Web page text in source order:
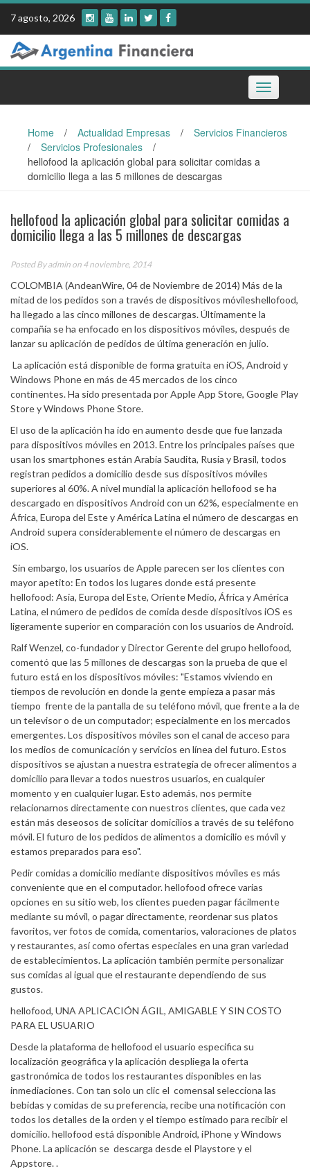
Skip
content
7 agosto, 2026
Toggle
navigation
Home / Actualidad Empresas /
Servicios Financieros
/
Servicios Profesionales
/
hellofood la aplicación global para solicitar comidas a
domicilio llega a las 5 millones de descargas
hellofood la aplicación global para solicitar comidas a
domicilio llega a las 5 millones de descargas
Posted Byadmin on 4 noviembre, 2014
COLOMBIA (AndeanWire, 04 de Noviembre de 2014) Más de la
mitad de los pedidos son a través de dispositivos móvileshellofood,
ha llegado a las cinco millones de descargas. Últimamente la
compañía se ha enfocado en los dispositivos móviles, después de
lanzar su aplicación de pedidos de última generación en julio.
La aplicación está disponible de forma gratuita en iOS, Android y
Windows Phone en más de 45 mercados de los cinco
continentes. Ha sido presentada por Apple App Store, Google Play
Store y Windows Phone Store.
El uso de la aplicación ha ido en aumento desde que fue lanzada
para dispositivos móviles en 2013. Entre los principales países que
usan los smartphones están Arabia Saudita, Rusia y Brasil, todos
registran pedidos a domicilio desde sus dispositivos móviles
superiores al 60%. A nivel mundial la aplicación hellofood se ha
descargado en dispositivos Android con un 62%, especialmente en
África, Europa del Este y América Latina el número de descargas en
Android supera considerablemente el número de descargas en
iOS.
Sin embargo, los usuarios de Apple parecen ser los clientes con
mayor apetito: En todos los lugares donde está presente
hellofood: Asia, Europa del Este, Oriente Medio, África y América
Latina, el número de pedidos de comida desde dispositivos iOS es
ligeramente superior en comparación con los usuarios de Android.
Ralf Wenzel, co-fundador y Director Gerente del grupo hellofood,
comentó que las 5 millones de descargas son la prueba de que el
futuro está en los dispositivos móviles: "Estamos viviendo en
tiempos de revolución en donde la gente empieza a pasar más
tiempo frente de la pantalla de su teléfono móvil, que frente a la de
un televisor o de un computador; especialmente en los mercados
emergentes. Los dispositivos móviles son el canal de acceso para
los medios de comunicación y servicios en línea del futuro. Estos
dispositivos se ajustan a nuestra estrategia de ofrecer alimentos a
domicilio para llevar a todos nuestros usuarios, en cualquier
momento y en cualquier lugar. Esto además, nos permite
relacionarnos directamente con nuestros clientes, que cada vez
están más deseosos de solicitar domicilios a través de su teléfono
móvil. El futuro de los pedidos de alimentos a domicilio es móvil y
estamos preparados para eso".
Pedir comidas a domicilio mediante dispositivos móviles es más
conveniente que en el computador. hellofood ofrece varias
opciones en su sitio web, los clientes pueden pagar fácilmente
mediante su móvil, o pagar directamente, reordenar sus platos
favoritos, ver fotos de comida, comentarios, valoraciones de platos
y restaurantes, así como ofertas especiales en una gran variedad
de establecimientos. La aplicación también permite personalizar
sus comidas al igual que el restaurante dependiendo de sus
gustos.
hellofood, UNA APLICACIÓN ÁGIL, AMIGABLE Y SIN COSTO
PARA EL USUARIO
Desde la plataforma de hellofood el usuario especifica su
localización geográfica y la aplicación despliega la oferta
gastronómica de todos los restaurantes disponibles en las
inmediaciones. Con tan solo un clic el comensal selecciona las
bebidas y comidas de su preferencia, recibe una notificación con
todos los detalles de la orden y el tiempo estimado para recibir el
domicilio. hellofood está disponible Android, iPhone y Windows
Phone. La aplicación se descarga desde el Playstore y el
Appstore. .